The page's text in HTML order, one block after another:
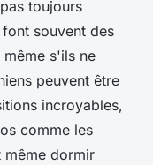
toujours
souvent des
s'ils ne
peuvent être
incroyables,
comme les
même dormir